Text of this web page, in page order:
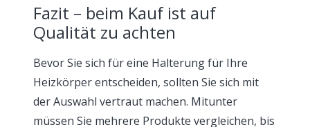
Fazit – beim Kauf ist auf
Qualität zu achten
Bevor Sie sich für eine Halterung für Ihre
Heizkörper entscheiden, sollten Sie sich mit
der Auswahl vertraut machen. Mitunter
müssen Sie mehrere Produkte vergleichen, bis